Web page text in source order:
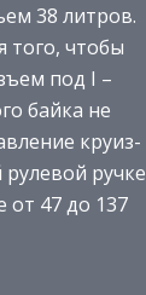
38 литров.
того, чтобы
под I –
байка не
круиз-
ручке
от 47 до 137